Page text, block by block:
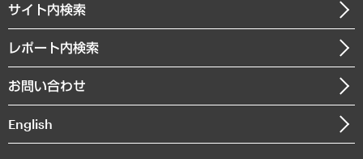
まちづくり・観光・交通・スポーツ・スマートシティ
自然資源・農林水産業・食料システム
メディア掲載・出演
沿革
組織図・本部部室紹介
インドネシア現地法人
サイト内検索
レポート内検索
お問い合わせ
English